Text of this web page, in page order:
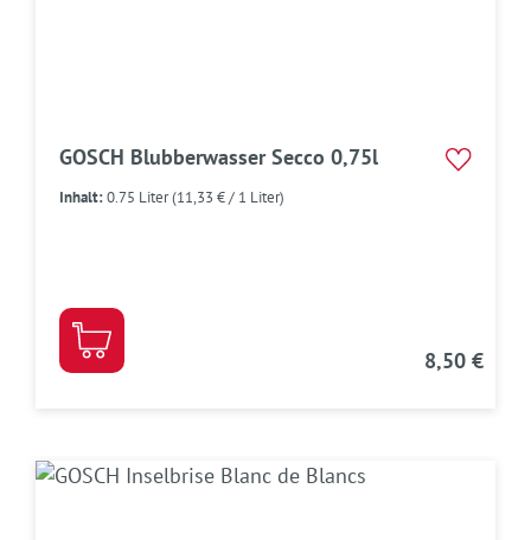
GOSCH Blubberwasser Secco 0,75l
Inhalt:0.75 Liter(11,33 € / 1 Liter)
8,50 €